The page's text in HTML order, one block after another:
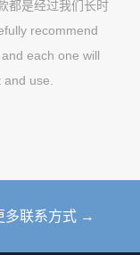
都是经过我们长时
recommend
each one will
use.
多联系方式 →